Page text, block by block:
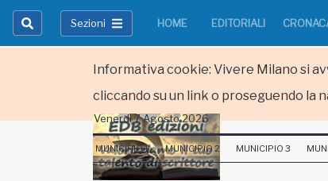
Informativa cookie: Vivere Milano si
cliccando su un link o proseguendo la
Sezioni HOME EDITORIALI
Venerdi 7 Agosto 2026
MUNICIPIO 1 MUNICIPIO 2 MUNICIPIO 3